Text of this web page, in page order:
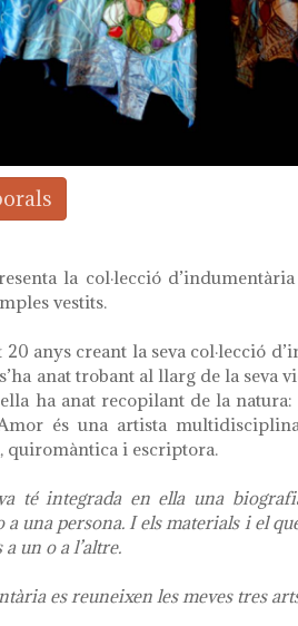
la col·lecció
vestits.
anys creant la seva col·lecció
anat trobant al llarg de la seva
ha anat recopilant de la natura:
és una artista
quiromàntica i escriptora.
té integrada en ella una
a una persona. I els materials i el
un o a l’altre.
es reuneixen les meves tres